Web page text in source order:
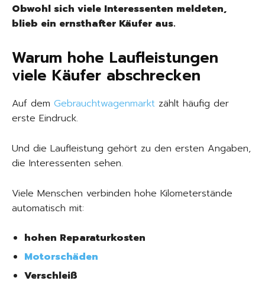
Obwohl sich viele Interessenten meldeten,
blieb ein ernsthafter Käufer aus.
Warum hohe Laufleistungen
viele Käufer abschrecken
Auf dem Gebrauchtwagenmarkt zählt häufig der
erste Eindruck.
Und die Laufleistung gehört zu den ersten Angaben,
die Interessenten sehen.
Viele Menschen verbinden hohe Kilometerstände
automatisch mit:
hohen Reparaturkosten
Motorschäden
Verschleiß